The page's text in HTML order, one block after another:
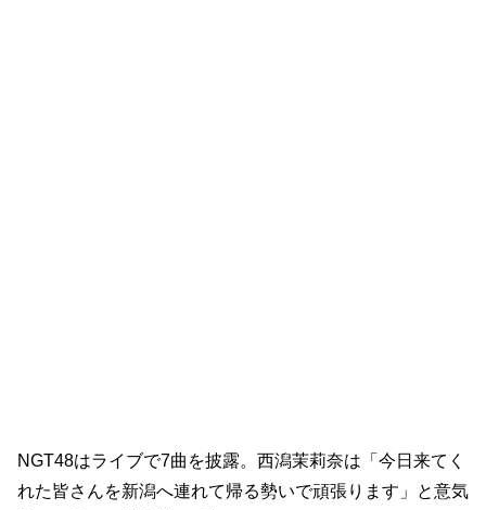
NGT48はライブで7曲を披露。西潟茉莉奈は「今日来てく
れた皆さんを新潟へ連れて帰る勢いで頑張ります」と意気